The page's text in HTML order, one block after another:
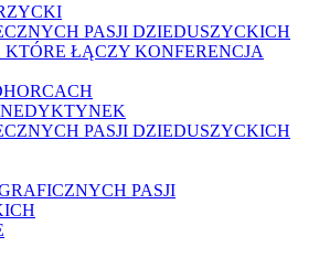
PASJI DZIEDUSZYCKICH
ŁĄCZY KONFERENCJA
PASJI DZIEDUSZYCKICH
PASJI